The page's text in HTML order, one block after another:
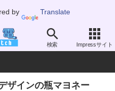
by Translate
検索 Impressサイト
食材 調味料
ザインの瓶マヨネー